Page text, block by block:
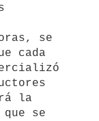
se
cada
la
se